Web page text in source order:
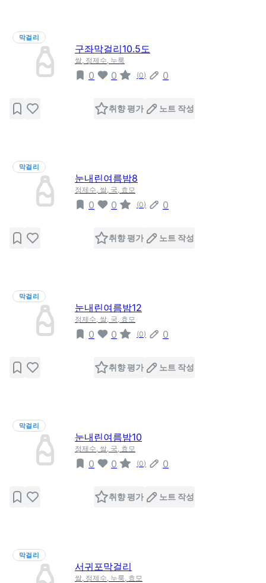
막걸리
구좌막걸리10.5도
쌀, 정제수, 누룩
0 0 (0) 0
취향 평가 노트 작성
막걸리
눈내린여름밤8
정제수, 쌀, 국, 효모
0 0 (0) 0
취향 평가 노트 작성
막걸리
눈내린여름밤12
정제수, 쌀, 국, 효모
0 0 (0) 0
취향 평가 노트 작성
막걸리
눈내린여름밤10
정제수, 쌀, 국, 효모
0 0 (0) 0
취향 평가 노트 작성
막걸리
서귀포막걸리
쌀, 정제수, 누룩, 효모